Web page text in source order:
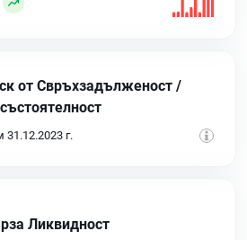
от Свръхзадълженост /
31.12.2023 г.
Ликвидност